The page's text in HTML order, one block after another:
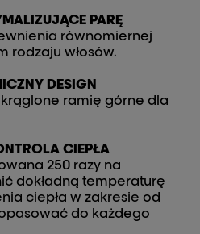
PARĘ
równomiernej
rodzaju włosów.
DESIGN
ramię górne dla
CIEPŁA
250 razy na
dokładną temperaturę
ciepła w zakresie od
do każdego